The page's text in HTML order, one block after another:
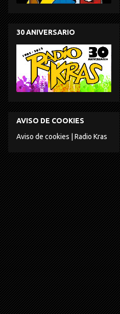
30 ANIVERSARIO
AVISO DE COOKIES
Aviso de cookies | Radio Kras